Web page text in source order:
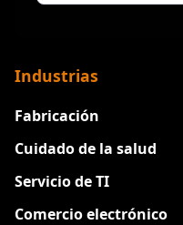
Industrias
Fabricación
Cuidado de la salud
Servicio de TI
Comercio electrónico